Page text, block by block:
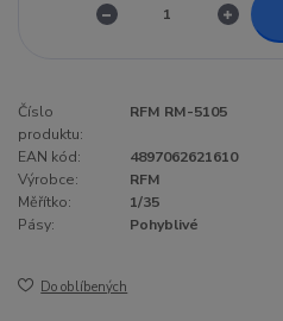
Číslo
produktu:
RFM RM-5105
EAN kód:
4897062621610
Výrobce:
RFM
Měřítko:
1/35
Pásy:
Pohyblivé
Do oblíbených